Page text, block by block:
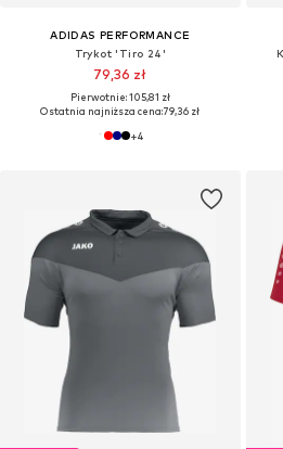
ADIDAS PERFORMANCE
Trykot 'Tiro 24'
79,36 zł
Pierwotnie: 105,81 zł
Ostatnia najniższa cena:79,36 zł
+4